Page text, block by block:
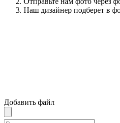
Наш дизайнер подберет в
Добавить файл